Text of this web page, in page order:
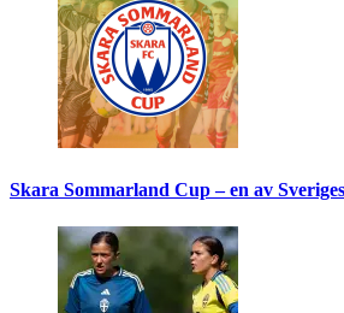
Skara Sommarland Cup – en av